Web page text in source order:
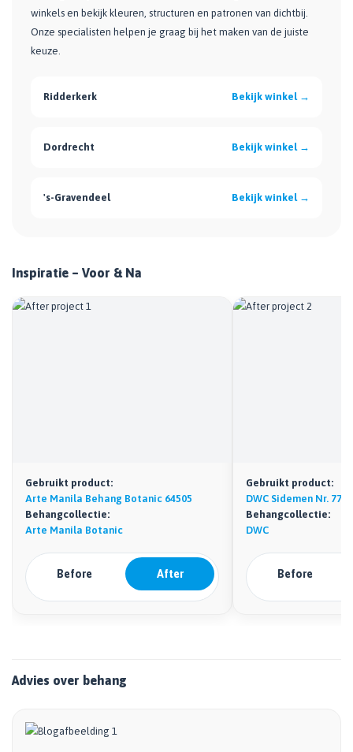
winkels en bekijk kleuren, structuren en patronen van dichtbij.
Onze specialisten helpen je graag bij het maken van de juiste
keuze.
Ridderkerk Bekijk winkel →
Dordrecht Bekijk winkel →
's-Gravendeel Bekijk winkel →
Inspiratie – Voor & Na
Gebruikt product:
Arte Manila Behang Botanic 64505
Behangcollectie:
Arte Manila Botanic
Before After
Gebruikt product:
DWC Sidemen Nr. 77
Behangcollectie:
DWC
Before
Advies over behang